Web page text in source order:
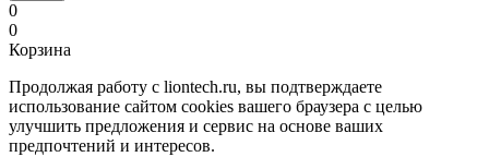
0
0
Корзина
Продолжая работу с liontech.ru, вы подтверждаете
использование сайтом cookies вашего браузера с целью
улучшить предложения и сервис на основе ваших
предпочтений и интересов.